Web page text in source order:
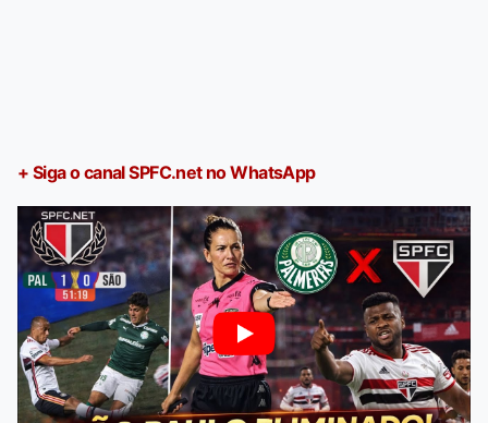
+ Siga o canal SPFC.net no WhatsApp